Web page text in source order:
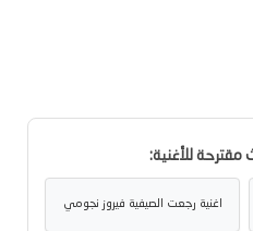
للأغنية:
اغنية رجعت الصيفية فيروز نجومي